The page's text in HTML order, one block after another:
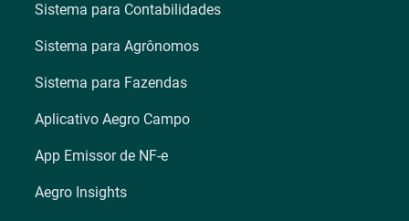
Sistema para Contabilidades
Sistema para Agrônomos
Sistema para Fazendas
Aplicativo Aegro Campo
App Emissor de NF-e
Aegro Insights